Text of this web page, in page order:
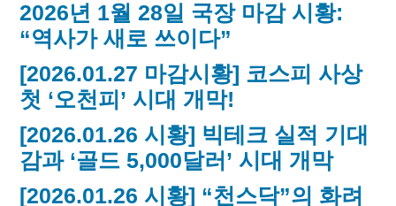
2026년 1월 28일 국장 마감 시황:
“역사가 새로 쓰이다”
[2026.01.27 마감시황] 코스피 사상
첫 ‘오천피’ 시대 개막!
[2026.01.26 시황] 빅테크 실적 기대
감과 ‘골드 5,000달러’ 시대 개막
[2026.01.26 시황] “천스닥”의 화려